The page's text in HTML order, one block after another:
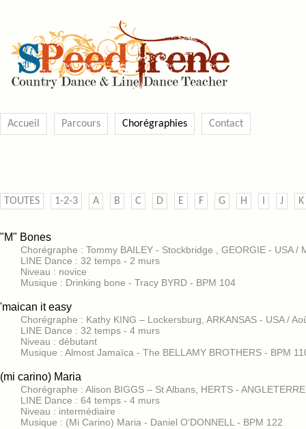
Accueil Parcours Chorégraphies Contact
TOUTES 1-2-3 A B C D E F G H J K
"M" Bones
Chorégraphe : Tommy BAILEY - Stockbridge , GEORGIE - USA /
LINE Dance : 32 temps - 2 murs
Niveau : novice
Musique : Drinking bone - Tracy BYRD - BPM 104
'maican it easy
Chorégraphe : Kathy KING – Lockersburg, ARKANSAS - USA /
LINE Dance : 32 temps - 4 murs
Niveau : débutant
Musique : Almost Jamaïca - The BELLAMY BROTHERS - BPM
(mi carino) Maria
Chorégraphe : Alison BIGGS – St Albans, HERTS -
LINE Dance : 64 temps - 4 murs
Niveau : intermédiaire
Musique : (Mi Carino) Maria - Daniel O'DONNELL - BPM 122